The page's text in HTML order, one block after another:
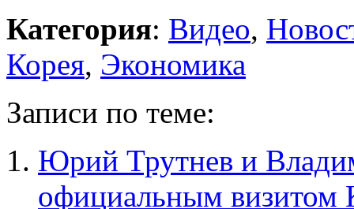
Категория: Видео,
Корея, Экономика
Записи по теме:
Юрий Трутнев и
официальным